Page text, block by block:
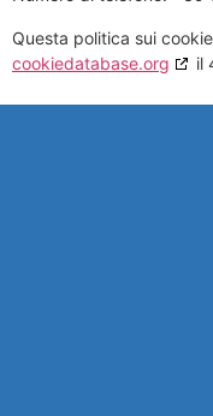
Questa politica sui
cookiedatabase.org
il